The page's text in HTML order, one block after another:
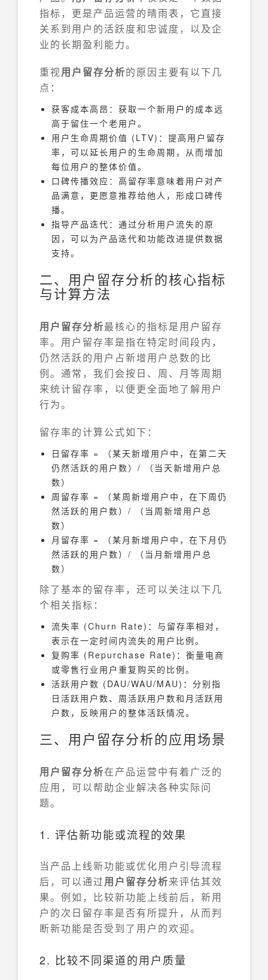
指标，更是产品运营的晴雨表，它直接
关系到用户的活跃度和忠诚度，以及企
业的长期盈利能力。
重视用户留存分析的原因主要有以下几
点：
获客成本高昂：获取一个新用户的成本远
高于留住一个老用户。
用户生命周期价值 (LTV)：提高用户留存
率，可以延长用户的生命周期，从而增加
每位用户的整体价值。
口碑传播效应：高留存率意味着用户对产
品满意，更愿意推荐给他人，形成口碑传
播。
指导产品迭代：通过分析用户流失的原
因，可以为产品迭代和功能改进提供数据
支持。
二、用户留存分析的核心指标
与计算方法
用户留存分析最核心的指标是用户留存
率。用户留存率是指在特定时间段内，
仍然活跃的用户占新增用户总数的比
例。通常，我们会按日、周、月等周期
来统计留存率，以便更全面地了解用户
行为。
留存率的计算公式如下：
日留存率 = （某天新增用户中，在第二天
仍然活跃的用户数）/ （当天新增用户总
数）
周留存率 = （某周新增用户中，在下周仍
然活跃的用户数）/ （当周新增用户总
数）
月留存率 = （某月新增用户中，在下月仍
然活跃的用户数）/ （当月新增用户总
数）
除了基本的留存率，还可以关注以下几
个相关指标：
流失率 (Churn Rate)：与留存率相对，
表示在一定时间内流失的用户比例。
复购率 (Repurchase Rate)：衡量电商
或零售行业用户重复购买的比例。
活跃用户数 (DAU/WAU/MAU)：分别指
日活跃用户数、周活跃用户数和月活跃用
户数，反映用户的整体活跃情况。
三、用户留存分析的应用场景
用户留存分析在产品运营中有着广泛的
应用，可以帮助企业解决各种实际问
题。
1. 评估新功能或流程的效果
当产品上线新功能或优化用户引导流程
后，可以通过用户留存分析来评估其效
果。例如，比较新功能上线前后，新用
户的次日留存率是否有所提升，从而判
断新功能是否受到了用户的欢迎。
2. 比较不同渠道的用户质量